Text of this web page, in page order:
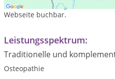
nach Vereinbarung, Termine
Webseite buchbar.
Leistungsspektrum:
Traditionelle und
Osteopathie